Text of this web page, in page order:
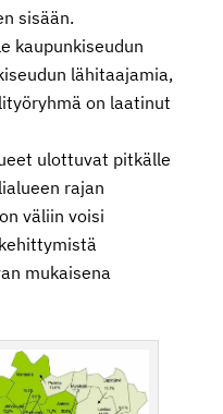
sisään.
kaupunkiseudun
lähitaajamia,
on laatinut
ulottuvat pitkälle
rajan
väliin voisi
mukaisena